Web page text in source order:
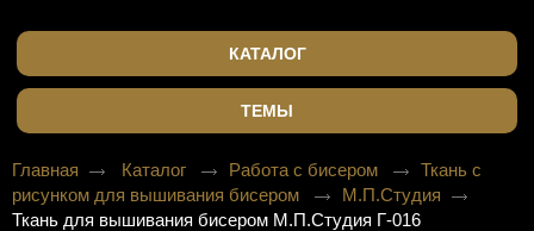
КАТАЛОГ
ТЕМЫ
Главная Каталог Работа с бисером
Ткань с
рисунком для вышивания бисером
М.П.Студия
Ткань для вышивания бисером М.П.Студия Г-016